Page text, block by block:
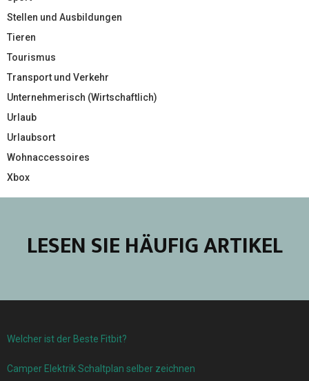
Stellen und Ausbildungen
Tieren
Tourismus
Transport und Verkehr
Unternehmerisch (Wirtschaftlich)
Urlaub
Urlaubsort
Wohnaccessoires
Xbox
LESEN SIE HÄUFIG ARTIKEL
Welcher ist der Beste Fitbit?
Camper Elektrik Schaltplan selber zeichnen